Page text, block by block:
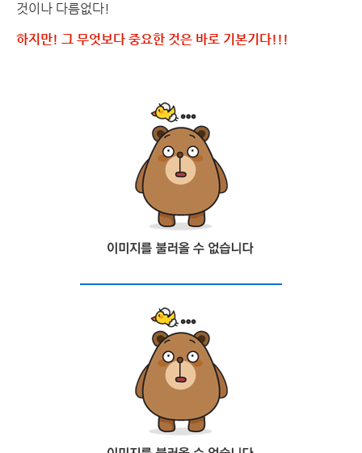
것이나 다름없다!
하지만! 그 무엇보다 중요한 것은 바로 기본기다!!!